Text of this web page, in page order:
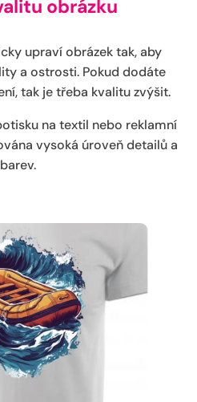
obrázku
upraví obrázek tak, aby
a ostrosti. Pokud dodáte
tak je třeba kvalitu zvýšit.
na textil nebo reklamní
vysoká úroveň detailů a
barev.